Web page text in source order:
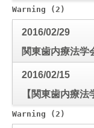
Warning (2)
2016/02/29
関東歯内療法学
2016/02/15
【関東歯内療
抄録
Warning (2)